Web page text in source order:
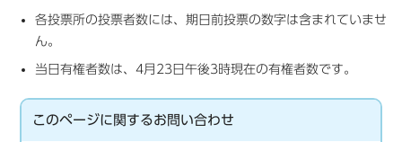
各投票所の投票者数には、期日前投票の数字は含まれていませ
ん。
当日有権者数は、4月23日午後3時現在の有権者数です。
このページに関するお問い合わせ